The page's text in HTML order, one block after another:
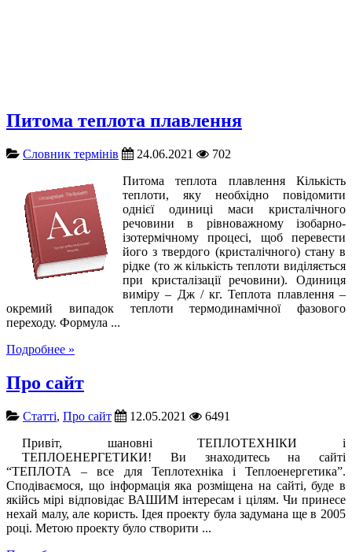
Питома теплота плавлення
Словник термінів 24.06.2021
702
Питома теплота плавлення Кількість
теплоти, яку необхідно повідомити
однієї одиниці маси кристалічного
речовини в рівноважному ізобарно-
ізотермічному процесі, щоб перевести
його з твердого (кристалічного) стану в
рідке (то ж кількість теплоти виділяється
при кристалізації речовини). Одиниця
виміру – Дж / кг. Теплота плавлення –
окремий випадок теплоти термодинамічної фазового
переходу. Формула ...
Подробнее »
Про сайт
Cтатті, Про сайт 12.05.2021
6491
Привіт, шановні ТЕПЛОТЕХНІКИ і
ТЕПЛОЕНЕРГЕТИКИ! Ви знаходитесь на сайті
“ТЕПЛОТА – все для Теплотехніка і Теплоенергетика”.
Сподіваємося, що інформація яка розміщена на сайті, буде в
якійсь мірі відповідає ВАШИМ інтересам і цілям. Чи принесе
нехай малу, але користь. Ідея проекту була задумана ще в 2005
році. Метою проекту було створити ...